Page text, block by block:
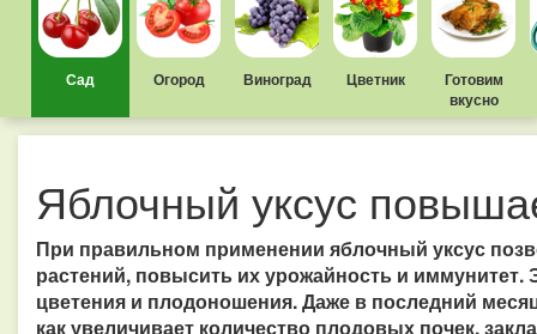
Сад Огород Виноград Цветник
Готовим
вкусно
Яблочный уксус
При правильном применении яблочный уксус
растений, повысить их урожайность и
цветения и плодоношения. Даже в последний
как увеличивает количество плодовых почек,